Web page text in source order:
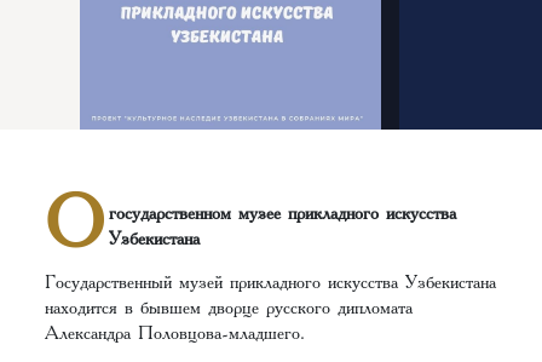
О государственном музее прикладного искусства
Узбекистана
Государственный музей прикладного искусства Узбекистана
находится в бывшем дворце русского дипломата
Александра Половцова-младшего.